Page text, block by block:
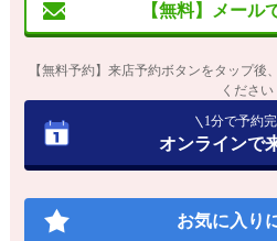
【無料】メール
【無料予約】来店予約ボタンをタップ後
ください
1分で予約
オンラインで
お気に入り